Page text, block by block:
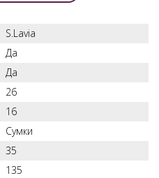
S.Lavia
Да
Да
26
16
Сумки
35
135